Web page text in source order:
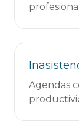
Agendas